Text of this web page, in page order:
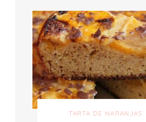
TARTA DE NARANJAS